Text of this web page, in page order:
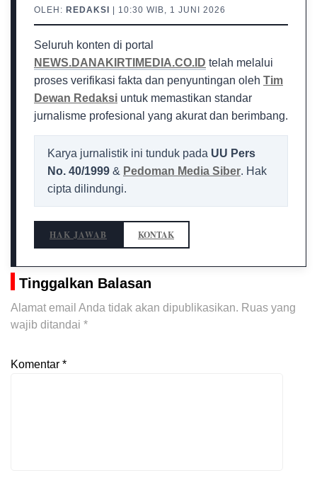
OLEH: REDAKSI | 10:30 WIB, 1 JUNI 2026
Seluruh konten di portal
NEWS.DANAKIRTIMEDIA.CO.ID telah melalui
proses verifikasi fakta dan penyuntingan oleh Tim
Dewan Redaksi untuk memastikan standar
jurnalisme profesional yang akurat dan berimbang.
Karya jurnalistik ini tunduk pada UU Pers
No. 40/1999 & Pedoman Media Siber. Hak
cipta dilindungi.
HAK JAWAB KONTAK
Tinggalkan Balasan
Alamat email Anda tidak akan dipublikasikan. Ruas yang
wajib ditandai *
Komentar *